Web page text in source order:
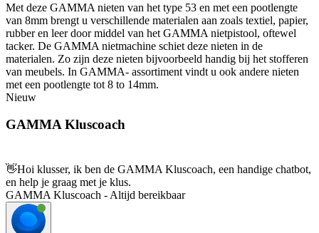
Met deze GAMMA nieten van het type 53 en met een pootlengte
van 8mm brengt u verschillende materialen aan zoals textiel, papier,
rubber en leer door middel van het GAMMA nietpistool, oftewel
tacker. De GAMMA nietmachine schiet deze nieten in de
materialen. Zo zijn deze nieten bijvoorbeeld handig bij het stofferen
van meubels. In GAMMA- assortiment vindt u ook andere nieten
met een pootlengte tot 8 to 14mm.
Nieuw
GAMMA Kluscoach
👋Hoi klusser, ik ben de GAMMA Kluscoach, een handige chatbot,
en help je graag met je klus.
GAMMA Kluscoach - Altijd bereikbaar